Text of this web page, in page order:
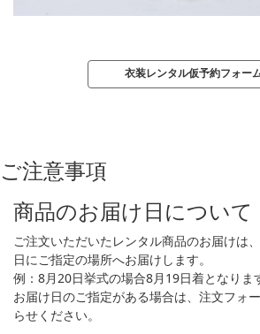
衣装レンタル仮予約フォー
ご注意事項
商品のお届け日について
ご注文いただいたレンタル商品のお届けは
日にご指定の場所へお届けします。
例：8月20日挙式の場合8月19日着となりま
お届け日のご指定がある場合は、注文フォ
らせください。